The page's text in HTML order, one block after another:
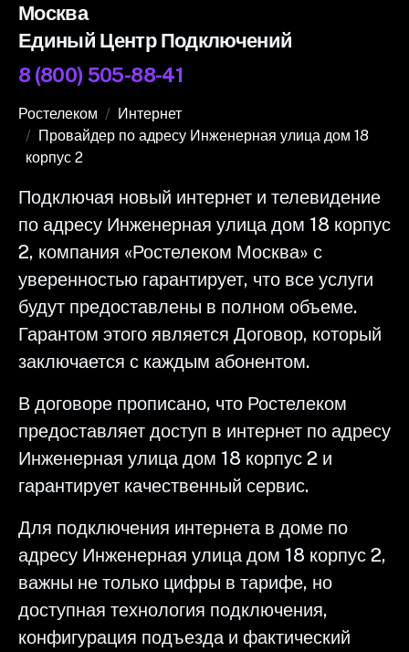
Москва
Единый Центр Подключений
8 (800) 505-88-41
Ростелеком
Интернет
Провайдер по адресу Инженерная улица дом 18
корпус 2
Подключая новый интернет и телевидение
по адресу Инженерная улица дом 18 корпус
2, компания «Ростелеком Москва» с
уверенностью гарантирует, что все услуги
будут предоставлены в полном объеме.
Гарантом этого является Договор, который
заключается с каждым абонентом.
В договоре прописано, что Ростелеком
предоставляет доступ в интернет по адресу
Инженерная улица дом 18 корпус 2 и
гарантирует качественный сервис.
Для подключения интернета в доме по
адресу Инженерная улица дом 18 корпус 2,
важны не только цифры в тарифе, но
доступная технология подключения,
конфигурация подъезда и фактический